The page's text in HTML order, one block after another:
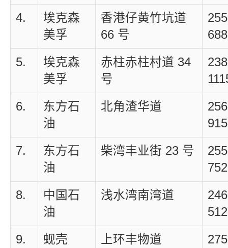
4.
埃克森
美孚
香港仔黄竹坑道
66 号
5.
埃克森
美孚
赤柱赤柱村道 34
号
6.
东方石
油
北角渣华道
7.
东方石
油
柴湾丰业街 23 号
8.
中国石
油
浅水湾南湾道
9. 蚬壳 上环丰物道